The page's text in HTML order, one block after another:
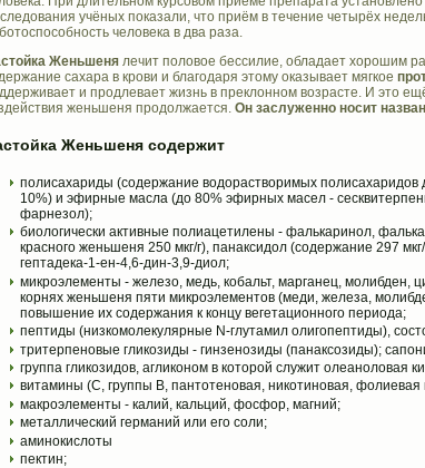
учёных показали, что приём в течение четырёх
человека в два раза.
Женьшеня лечит половое бессилие, обладает хорошим
сахара в крови и благодаря этому оказывает мягкое
и продлевает жизнь в преклонном возрасте. И это
женьшеня продолжается. Он заслуженно носит
Женьшеня содержит
полисахариды (содержание водорастворимых
10%) и эфирные масла (до 80% эфирных масел -
фарнезол);
биологически активные полиацетилены - фалькаринол,
красного женьшеня 250 мкг/г), панаксидол (содержание 297
гептадека-1-ен-4,6-дин-3,9-диол;
микроэлементы - железо, медь, кобальт, марганец, молибден,
корнях женьшеня пяти микроэлементов (меди, железа,
повышение их содержания к концу вегетационного периода;
пептиды (низкомолекулярные N-глутамил олигопептиды),
тритерпеновые гликозиды - гинзенозиды (панаксозиды);
группа гликозидов, агликоном в которой служит олеаноловая
витамины (С, группы В, пантотеновая, никотиновая, фолиевая
макроэлементы - калий, кальций, фосфор, магний;
металлический германий или его соли;
аминокислоты
пектин;